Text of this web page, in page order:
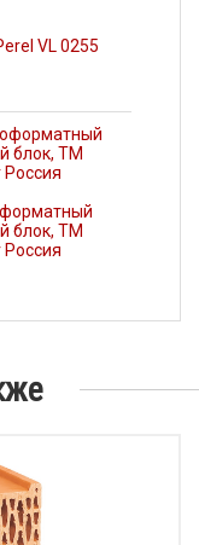
VL 0255
блок, ТМ